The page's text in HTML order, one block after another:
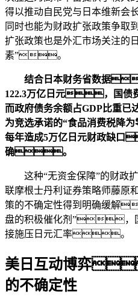
得以推动自民党与日本维新会
同时也能为财政扩张政策争
扩张政策也是外汇市场关注的
素”。
结合日本财务省数据
122.3万亿日元，国债
而政府债务余额占GDP比重
为竞选承诺的“食品消费税降
每年造成5万亿日元财政缺
确。
这种“无资金保障”的财政
联摩根士丹利证券策略师藤
策的不确定性得到明确缓解
盘的积极催化剂”，
接施压日元汇率。
美日互动博弈
的不确定性